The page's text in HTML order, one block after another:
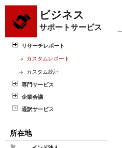
ビジネス
サポートサービス
リサーチレポート
カスタムレポート
カスタム統計
専門サービス
企業会議
通訳サービス
所在地